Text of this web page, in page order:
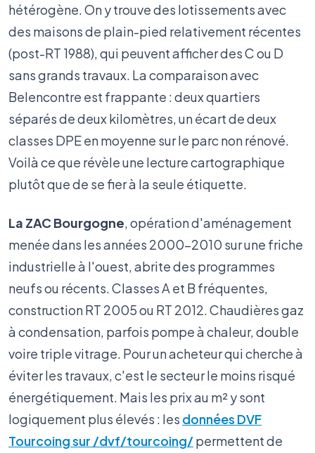
hétérogène. On y trouve des lotissements avec
des maisons de plain-pied relativement récentes
(post-RT 1988), qui peuvent afficher des C ou D
sans grands travaux. La comparaison avec
Belencontre est frappante : deux quartiers
séparés de deux kilomètres, un écart de deux
classes DPE en moyenne sur le parc non rénové.
Voilà ce que révèle une lecture cartographique
plutôt que de se fier à la seule étiquette.
La ZAC Bourgogne, opération d'aménagement
menée dans les années 2000-2010 sur une friche
industrielle à l'ouest, abrite des programmes
neufs ou récents. Classes A et B fréquentes,
construction RT 2005 ou RT 2012. Chaudières gaz
à condensation, parfois pompe à chaleur, double
voire triple vitrage. Pour un acheteur qui cherche à
éviter les travaux, c'est le secteur le moins risqué
énergétiquement. Mais les prix au m² y sont
logiquement plus élevés : les données DVF
Tourcoing sur /dvf/tourcoing/permettent de